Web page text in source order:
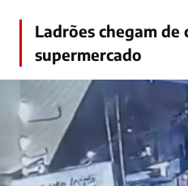
Ladrões chegam de
supermercado